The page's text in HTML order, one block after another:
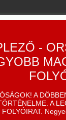
-
A
A
FOLYÓIRAT.